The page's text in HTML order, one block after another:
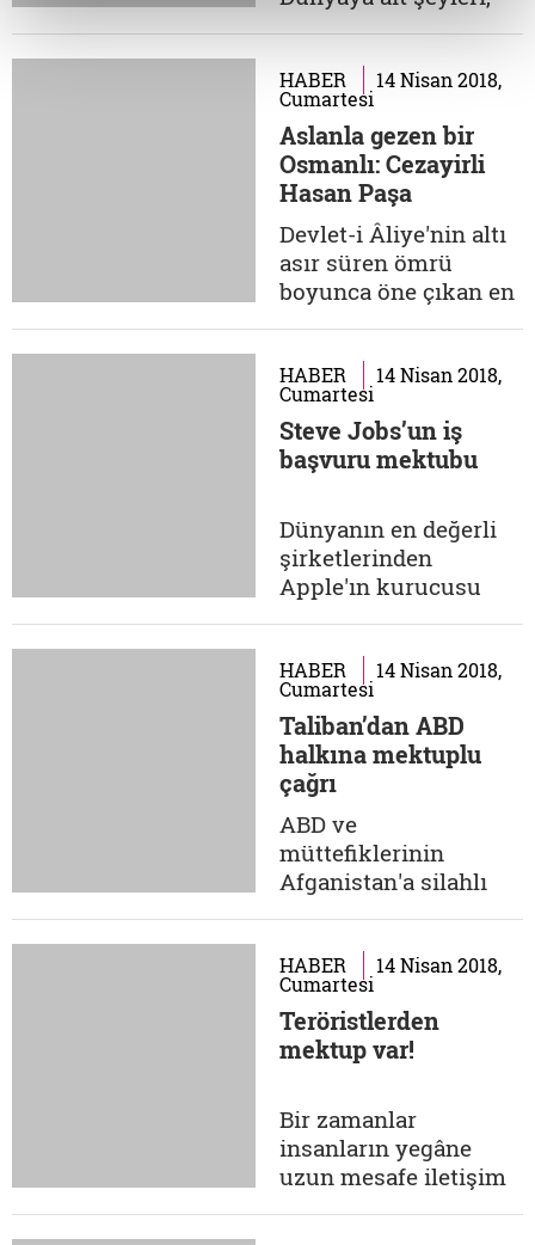
yazılmış, genellikle
doğayı konu edinen...
neden biriktirsin?
Biriktirmek zaten
ârifler tarafından çok
da hoş karşılanmayan
bir kelime.
Biriktirmenin
dünyaya meyli
artırdığını söyler
ârifler.
Küçüklüğümden...
HABER 14 Nisan 2018,
Cumartesi
Aslanla gezen bir
Osmanlı: Cezayirli
Hasan Paşa
Devlet-i Âliye'nin altı
asır süren ömrü
boyunca öne çıkan en
problemlere
geliştirdiği hızlı ve
kesin çözümlerdir. Bu
çözümler mali, siyasi
gibi geniş yelpazedeki
reformların hayata
geçirilmesini...
HABER 14 Nisan 2018,
Cumartesi
Steve Jobs’un iş
başvuru mektubu
Dünyanın en değerli
şirketlerinden
Apple'ın kurucusu
bakılınca başarının en
büyük timsallerinden
biri oldu. Baba evinin
garajında kurduğu
şirket, binlerce kişiye
iş sağladı,
milyonlarcasına iş
kapısı açtı. Zengin ve
başarılı...
HABER 14 Nisan 2018,
Cumartesi
Taliban’dan ABD
halkına mektuplu
çağrı
ABD ve
müttefiklerinin
Afganistan'a silahlı
geçen sürede ülkede
ortalığın durulduğunu
söylemek mümkün
değil. Taliban halen
destekli hükümete
karşı silahlı
mücadeleyi
sürdürüyor. ABD'ye
göre huzur ve barışı...
HABER 14 Nisan 2018,
Cumartesi
Teröristlerden
mektup var!
Bir zamanlar
insanların yegâne
uzun mesafe iletişim